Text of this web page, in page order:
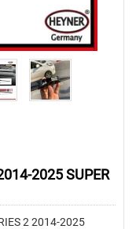
2025 SUPER
2 2014-2025